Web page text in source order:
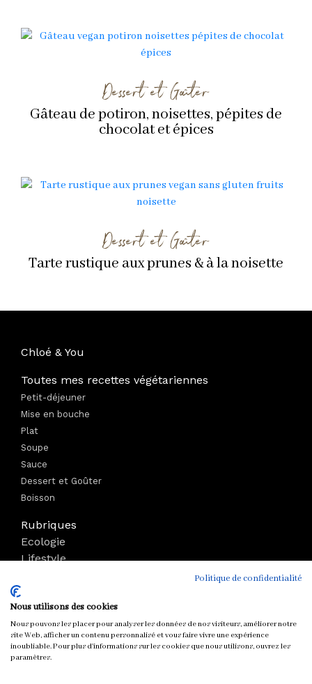
Dessert et Goûter
Gâteau de potiron, noisettes, pépites de
chocolat et épices
Dessert et Goûter
Tarte rustique aux prunes & à la noisette
Chloé & You
Toutes mes recettes végétariennes
Petit-déjeuner
Mise en bouche
Plat
Soupe
Sauce
Dessert et Goûter
Boisson
Rubriques
Ecologie
Lifestyle
Mode
Boutique
Parutions
Politique de confidentialité
Nous utilisons des cookies
Nous pouvons les placer pour analyser les données de nos visiteurs, améliorer notre
site Web, afficher un contenu personnalisé et vous faire vivre une expérience
inoubliable. Pour plus d'informations sur les cookies que nous utilisons, ouvrez les
paramètres.